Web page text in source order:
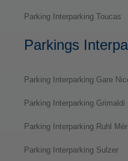
Parking Interparking Toucas
Parkings
Parking Interparking Gare
Parking Interparking Grimaldi
Parking Interparking Ruhl
Parking Interparking Sulzer